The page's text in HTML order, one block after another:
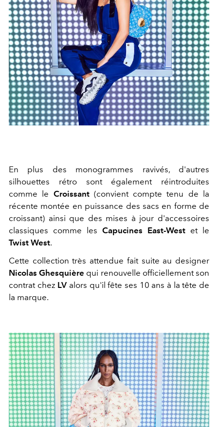
En plus des monogrammes ravivés, d'autres
silhouettes rétro sont également réintroduites
comme le Croissant(convient compte tenu de la
récente montée en puissance des sacs en forme de
croissant) ainsi que des mises à jour d'accessoires
classiques comme les Capucines East-West et le
Twist West.
Cette collection très attendue fait suite au designer
Nicolas Ghesquière qui renouvelle officiellement son
contrat chez LV alors qu'il fête ses 10 ans à la tête de
la marque.